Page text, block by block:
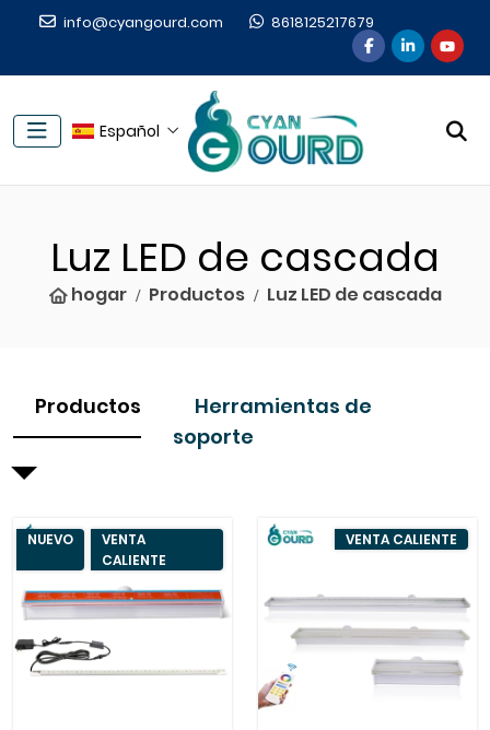
info@cyangourd.com 8618125217679
Español
Luz LED de cascada
hogar Productos Luz LED de cascada
Productos
Herramientas de
soporte
NUEVO
VENTA
CALIENTE
VENTA CALIENTE